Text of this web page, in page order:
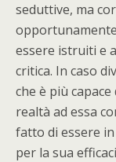
seduttive, ma
essere istruiti e
critica. In caso
che è più
realtà ad essa
fatto di essere
per la sua